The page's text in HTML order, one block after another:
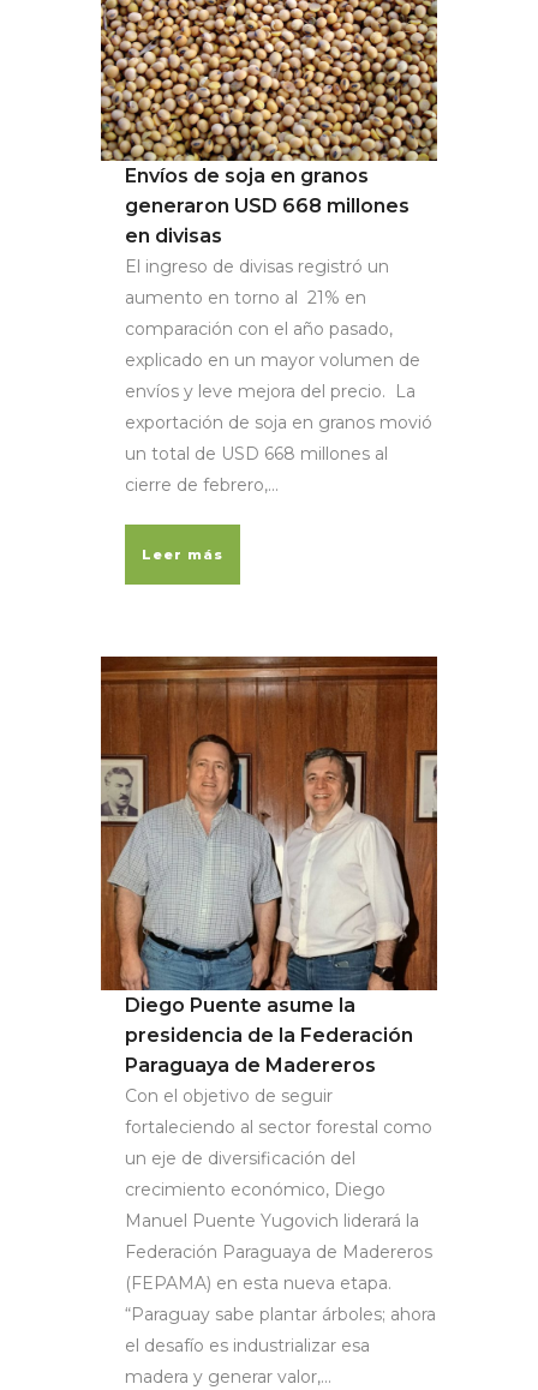
Envíos de soja en granos
generaron USD 668 millones
en divisas
El ingreso de divisas registró un
aumento en torno al 21% en
comparación con el año pasado,
explicado en un mayor volumen de
envíos y leve mejora del precio. La
exportación de soja en granos movió
un total de USD 668 millones al
cierre de febrero,...
Leer más
Diego Puente asume la
presidencia de la Federación
Paraguaya de Madereros
Con el objetivo de seguir
fortaleciendo al sector forestal como
un eje de diversificación del
crecimiento económico, Diego
Manuel Puente Yugovich liderará la
Federación Paraguaya de Madereros
(FEPAMA) en esta nueva etapa.
“Paraguay sabe plantar árboles; ahora
el desafío es industrializar esa
madera y generar valor,...